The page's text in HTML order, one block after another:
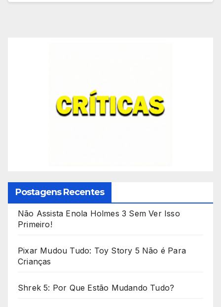
Postagens Recentes
Não Assista Enola Holmes 3 Sem Ver Isso
Primeiro!
Pixar Mudou Tudo: Toy Story 5 Não é Para
Crianças
Shrek 5: Por Que Estão Mudando Tudo?